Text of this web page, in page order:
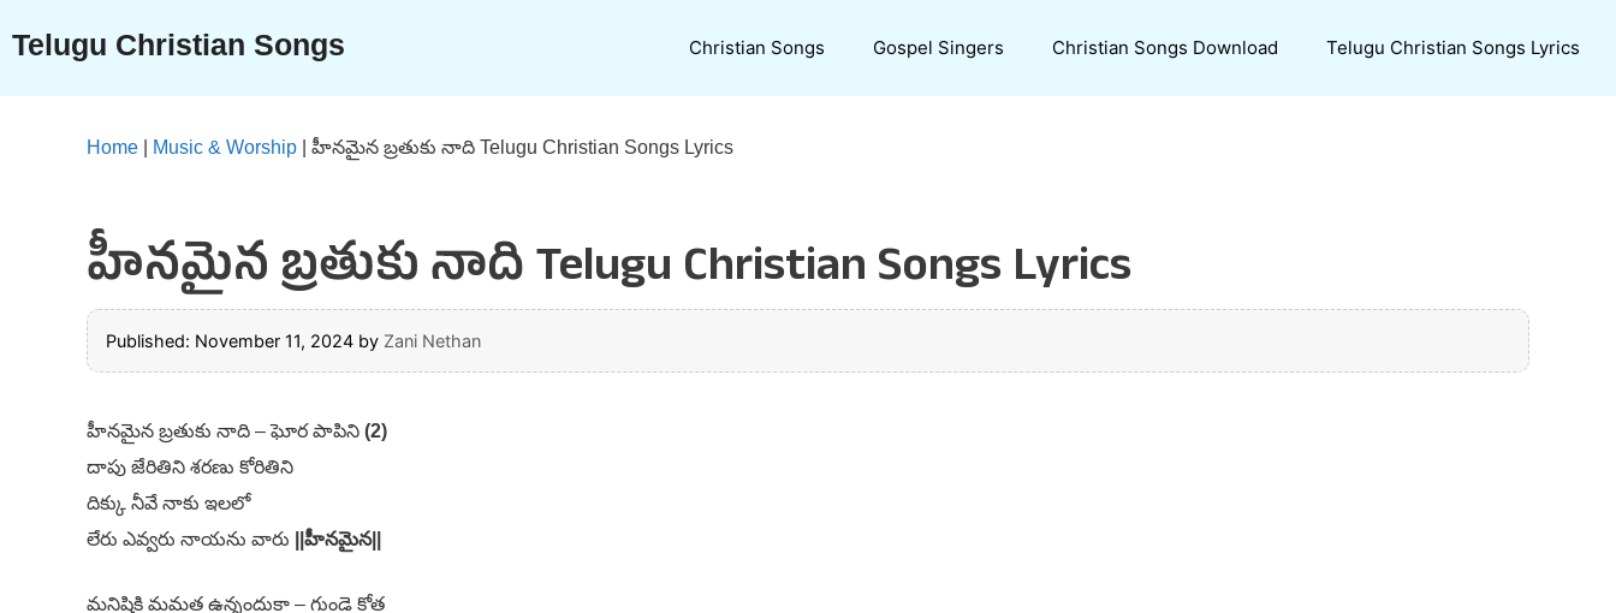
content
Telugu Christian Songs Christian Songs Gospel Singers Christian Songs Download Telugu Christian Songs Lyrics
Home Music & Worship హీనమైన బ్రతుకు నాది Telugu Christian Songs Lyrics
హీనమైన బ్రతుకు నాది Telugu Christian Songs Lyrics
Published: November 11, 2024 by Zani Nethan
హీనమైన బ్రతుకు నాది – ఘోర పాపిని (2)
దాపు జేరితిని శరణు కోరితిని
దిక్కు నీవే నాకు ఇలలో
లేరు ఎవ్వరు నాయను వారు
||హీనమైన||
మనిషికి మమత ఉన్నందుకా – గుండె కోత